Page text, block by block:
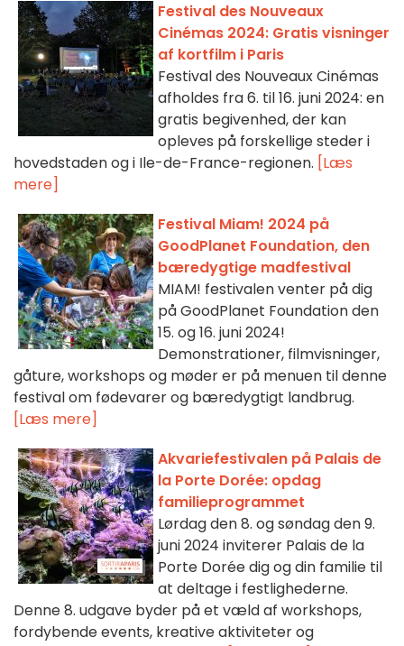
Festival des Nouveaux
Cinémas 2024: Gratis visninger
af kortfilm i Paris
Festival des Nouveaux Cinémas
afholdes fra 6. til 16. juni 2024: en
gratis begivenhed, der kan
opleves på forskellige steder i
hovedstaden og i Ile-de-France-regionen. [Læs
mere]
Festival Miam! 2024 på
GoodPlanet Foundation, den
bæredygtige madfestival
MIAM! festivalen venter på dig
på GoodPlanet Foundation den
15. og 16. juni 2024!
Demonstrationer, filmvisninger,
gåture, workshops og møder er på menuen til denne
festival om fødevarer og bæredygtigt landbrug.
[Læs mere]
Akvariefestivalen på Palais de
la Porte Dorée: opdag
familieprogrammet
Lørdag den 8. og søndag den 9.
juni 2024 inviterer Palais de la
Porte Dorée dig og din familie til
at deltage i festlighederne.
Denne 8. udgave byder på et væld af workshops,
fordybende events, kreative aktiviteter og